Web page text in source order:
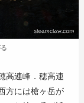
高連峰．穂高連
方には槍ヶ岳が